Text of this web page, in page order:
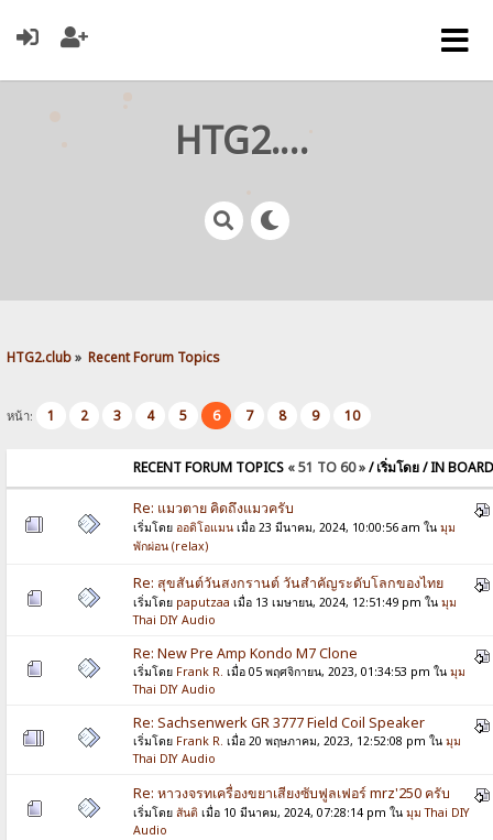
HTG2.club
HTG2.club» Recent Forum Topics
หน้า: 1 2 3 4 5 6 7 8 9 10
RECENT FORUM TOPICS « 51 TO 60 »/ เริ่มโดย / IN
Re: แมวตาย คิดถึงแมวครับ
เริ่มโดย ออดิโอแมน เมื่อ 23 มีนาคม, 2024, 10:00:56 am ในมุม
พักผ่อน (relax)
Re: สุขสันต์วันสงกรานต์ วันสำคัญระดับโลกของไทย
เริ่มโดย paputzaa เมื่อ 13 เมษายน, 2024, 12:51:49 pm ในมุม
Thai DIY Audio
Re: New Pre Amp Kondo M7 Clone
เริ่มโดย Frank R. เมื่อ 05 พฤศจิกายน, 2023, 01:34:53 pm ในมุม
Thai DIY Audio
Re: Sachsenwerk GR 3777 Field Coil Speaker
เริ่มโดย Frank R. เมื่อ 20 พฤษภาคม, 2023, 12:52:08 pm ในมุม
Thai DIY Audio
Re: หาวงจรทเครื่องขยาเสียงซับฟูลเฟอร์ mrz'250 ครับ
เริ่มโดยสันติ เมื่อ 10 มีนาคม, 2024, 07:28:14 pm ในมุม Thai DIY
Audio